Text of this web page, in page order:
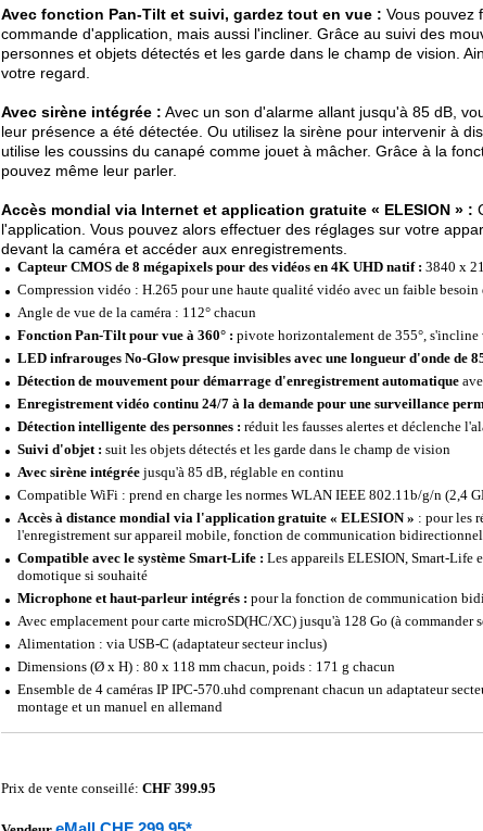
Avec fonction Pan-Tilt et suivi, gardez tout en vue : Vous pouvez
commande d'application, mais aussi l'incliner. Grâce au suivi des
personnes et objets détectés et les garde dans le champ de vision.
votre regard.
Avec sirène intégrée : Avec un son d'alarme allant jusqu'à 85 dB,
leur présence a été détectée. Ou utilisez la sirène pour intervenir à
utilise les coussins du canapé comme jouet à mâcher. Grâce à la
pouvez même leur parler.
Accès mondial via Internet et application gratuite « ELESION » :
l'application. Vous pouvez alors effectuer des réglages sur votre
devant la caméra et accéder aux enregistrements.
Capteur CMOS de 8 mégapixels pour des vidéos en 4K UHD natif : 3840 x
Compression vidéo : H.265 pour une haute qualité vidéo avec un faible besoin
Angle de vue de la caméra : 112° chacun
Fonction Pan-Tilt pour vue à 360° : pivote horizontalement de 355°, s'incline
LED infrarouges No-Glow presque invisibles avec une longueur d'onde de
Détection de mouvement pour démarrage d'enregistrement automatique
Enregistrement vidéo continu 24/7 à la demande pour une surveillance
Détection intelligente des personnes : réduit les fausses alertes et déclenche
Suivi d'objet : suit les objets détectés et les garde dans le champ de vision
Avec sirène intégrée jusqu'à 85 dB, réglable en continu
Compatible WiFi : prend en charge les normes WLAN IEEE 802.11b/g/n (2,4
Accès à distance mondial via l'application gratuite « ELESION » : pour les
l'enregistrement sur appareil mobile, fonction de communication
Compatible avec le système Smart-Life : Les appareils ELESION, Smart-Life
domotique si souhaité
Microphone et haut-parleur intégrés : pour la fonction de communication
Avec emplacement pour carte microSD(HC/XC) jusqu'à 128 Go (à commander
Alimentation : via USB-C (adaptateur secteur inclus)
Dimensions (Ø x H) : 80 x 118 mm chacun, poids : 171 g chacun
Ensemble de 4 caméras IP IPC-570.uhd comprenant chacun un adaptateur
montage et un manuel en allemand
Prix de vente conseillé: CHF 399.95